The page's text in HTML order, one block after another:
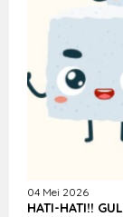
04 Mei 2026
HATI-HATI!!